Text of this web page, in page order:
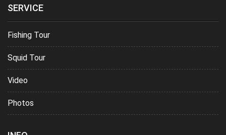
SERVICE
Fishing Tour
Squid Tour
Video
Photos